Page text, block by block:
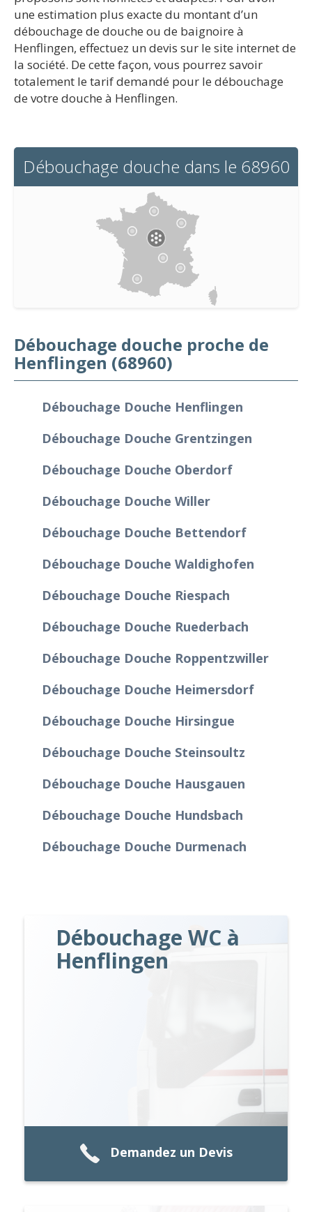
une estimation plus exacte du montant d’un
débouchage de douche ou de baignoire à
Henflingen, effectuez un devis sur le site internet de
la société. De cette façon, vous pourrez savoir
totalement le tarif demandé pour le débouchage
de votre douche à Henflingen.
Débouchage douche dans le 68960
Débouchage douche proche de
Henflingen (68960)
Débouchage Douche Henflingen
Débouchage Douche Grentzingen
Débouchage Douche Oberdorf
Débouchage Douche Willer
Débouchage Douche Bettendorf
Débouchage Douche Waldighofen
Débouchage Douche Riespach
Débouchage Douche Ruederbach
Débouchage Douche Roppentzwiller
Débouchage Douche Heimersdorf
Débouchage Douche Hirsingue
Débouchage Douche Steinsoultz
Débouchage Douche Hausgauen
Débouchage Douche Hundsbach
Débouchage Douche Durmenach
Débouchage WC à
Henflingen
Demandez un Devis